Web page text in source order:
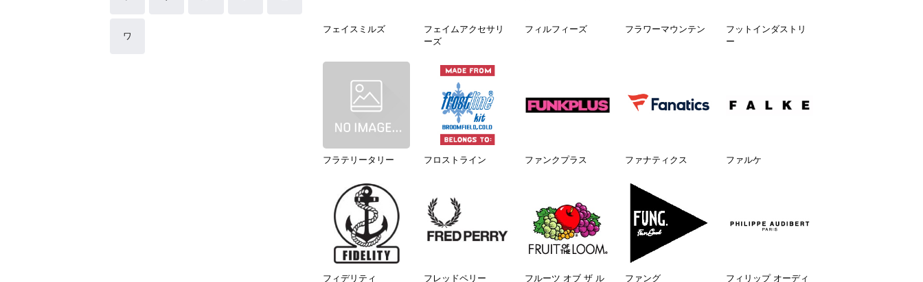
ワ
フェイスミルズ
フェイムアクセサリ
ーズ
フィルフィーズ フラワーマウンテン
フットインダストリ
ー
フラテリータリー フロストライン ファンクプラス ファナティクス ファルケ
フィデリティ フレッドペリー
フルーツ オブ ザ ル
ファング
フィリップ オーディ